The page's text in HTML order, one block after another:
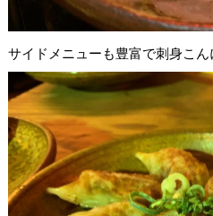
サイドメニューも豊富で刺身こん